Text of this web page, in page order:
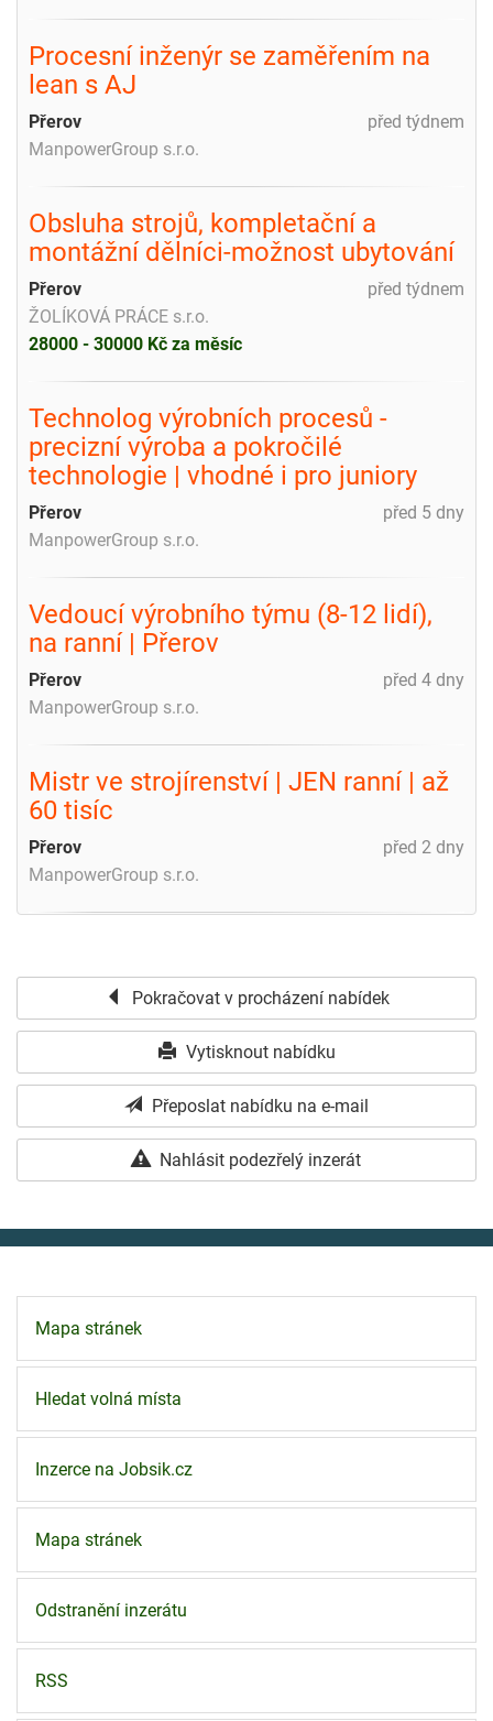
Procesní inženýr se zaměřením na
lean s AJ
před týdnem
Přerov
ManpowerGroup s.r.o.
Obsluha strojů, kompletační a
montážní dělníci-možnost ubytování
před týdnem
Přerov
ŽOLÍKOVÁ PRÁCE s.r.o.
28000 - 30000 Kč za měsíc
Technolog výrobních procesů -
precizní výroba a pokročilé
technologie | vhodné i pro juniory
před 5 dny
Přerov
ManpowerGroup s.r.o.
Vedoucí výrobního týmu (8-12 lidí),
na ranní | Přerov
před 4 dny
Přerov
ManpowerGroup s.r.o.
Mistr ve strojírenství | JEN ranní | až
60 tisíc
před 2 dny
Přerov
ManpowerGroup s.r.o.
Pokračovat v procházení nabídek
Vytisknout nabídku
Přeposlat nabídku na e-mail
Nahlásit podezřelý inzerát
Mapa stránek
Hledat volná místa
Inzerce na Jobsik.cz
Mapa stránek
Odstranění inzerátu
RSS